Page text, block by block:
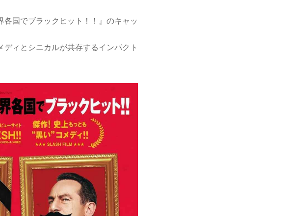
国でブラックヒット！！』のキャッ
ィとシニカルが共存するインパクト